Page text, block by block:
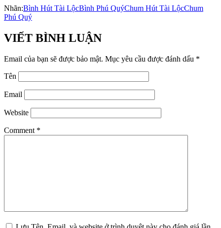
Nhãn:Bình Hút Tài LộcBình Phú QuýChum Hút Tài LộcChum
Phú Quý
VIẾT BÌNH LUẬN
Email của bạn sẽ được bảo mật. Mục yêu cầu được đánh dấu *
Tên
Email
Website
Comment *